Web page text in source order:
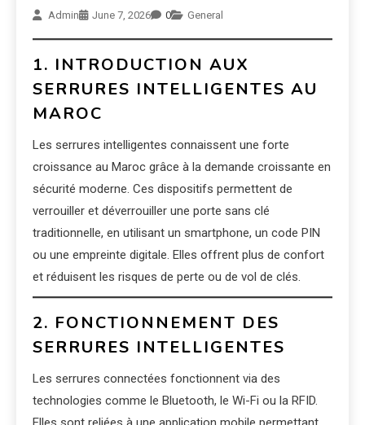
Admin June 7, 2026 0 General
1. INTRODUCTION AUX
SERRURES INTELLIGENTES AU
MAROC
Les serrures intelligentes connaissent une forte
croissance au Maroc grâce à la demande croissante en
sécurité moderne. Ces dispositifs permettent de
verrouiller et déverrouiller une porte sans clé
traditionnelle, en utilisant un smartphone, un code PIN
ou une empreinte digitale. Elles offrent plus de confort
et réduisent les risques de perte ou de vol de clés.
2. FONCTIONNEMENT DES
SERRURES INTELLIGENTES
Les serrures connectées fonctionnent via des
technologies comme le Bluetooth, le Wi-Fi ou la RFID.